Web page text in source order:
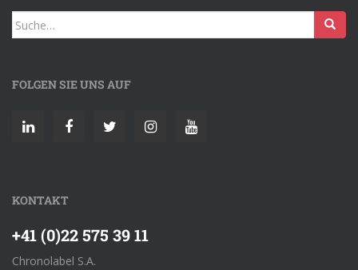
FOLGEN SIE UNS AUF
KONTAKT
+41 (0)22 575 39 11
Chronolabel S.A.